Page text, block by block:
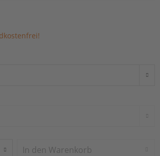
In den Warenkorb